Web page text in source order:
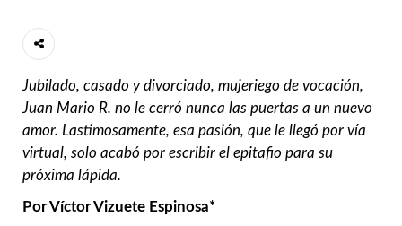
Jubilado, casado y divorciado, mujeriego de vocación,
Juan Mario R. no le cerró nunca las puertas a un nuevo
amor. Lastimosamente, esa pasión, que le llegó por vía
virtual, solo acabó por escribir el epitafio para su
próxima lápida.
Por Víctor Vizuete Espinosa*